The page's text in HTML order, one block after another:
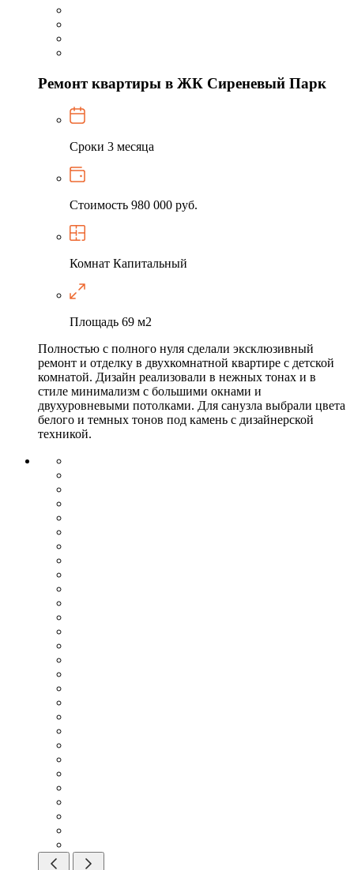
Ремонт квартиры в ЖК Сиреневый Парк
Сроки 3 месяца
Стоимость 980 000 руб.
Комнат Капитальный
Площадь 69 м2
Полностью с полного нуля сделали эксклюзивный
ремонт и отделку в двухкомнатной квартире с детской
комнатой. Дизайн реализовали в нежных тонах и в
стиле минимализм с большими окнами и
двухуровневыми потолками. Для санузла выбрали цвета
белого и темных тонов под камень с дизайнерской
техникой.